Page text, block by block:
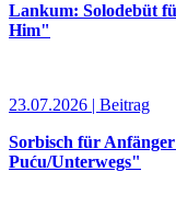
Lankum: Solodebüt
Him"
23.07.2026 | Beitrag
Sorbisch für
Puću/Unterwegs"